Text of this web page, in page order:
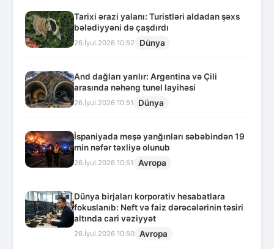
Tarixi ərazi yalanı: Turistləri aldadan şəxs
bələdiyyəni də çaşdırdı
26.İyul.2026 10:52 Dünya
And dağları yarılır: Argentina və Çili
arasında nəhəng tunel layihəsi
26.İyul.2026 10:51 Dünya
İspaniyada meşə yanğınları səbəbindən 19
min nəfər təxliyə olunub
26.İyul.2026 10:51 Avropa
Dünya birjaları korporativ hesabatlara
fokuslanıb: Neft və faiz dərəcələrinin təsiri
altında cari vəziyyət
26.İyul.2026 10:50 Avropa